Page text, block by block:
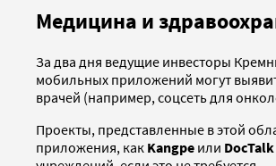
Медицина и
За два дня ведущие инвесторы
мобильных приложений могут
врачей (например, соцсеть для
Проекты, представленные в этой
приложения, как Kangpe или DocTalk